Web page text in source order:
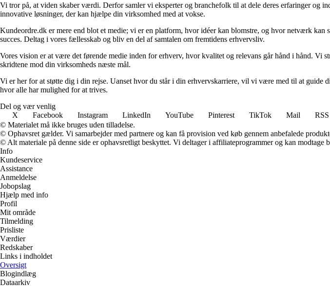
Vi tror på, at viden skaber værdi. Derfor samler vi eksperter og branchefolk til at dele deres erfaringer og
innovative løsninger, der kan hjælpe din virksomhed med at vokse.
Kundeordre.dk er mere end blot et medie; vi er en platform, hvor idéer kan blomstre, og hvor netværk
succes. Deltag i vores fællesskab og bliv en del af samtalen om fremtidens erhvervsliv.
Vores vision er at være det førende medie inden for erhverv, hvor kvalitet og relevans går hånd i hånd.
skridtene mod din virksomheds næste mål.
Vi er her for at støtte dig i din rejse. Uanset hvor du står i din erhvervskarriere, vil vi være med til at
hvor alle har mulighed for at trives.
Del og vær venlig
X
Facebook Instagram LinkedIn YouTube Pinterest TikTok Mail
RSS
© Materialet må ikke bruges uden tilladelse.
© Ophavsret gælder. Vi samarbejder med partnere og kan få provision ved køb gennem anbefalede
© Alt materiale på denne side er ophavsretligt beskyttet. Vi deltager i affiliateprogrammer og kan
Info
Kundeservice
Assistance
Anmeldelse
Jobopslag
Hjælp med info
Profil
Mit område
Tilmelding
Prisliste
Værdier
Redskaber
Links i indholdet
Oversigt
Blogindlæg
Dataarkiv